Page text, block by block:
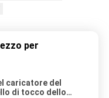
per
caricatore del
di tocco dello